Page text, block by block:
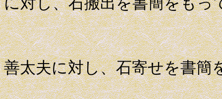
幕府側は
善太夫に対し、石寄せを書簡